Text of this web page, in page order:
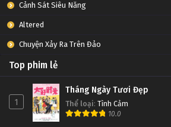
Cảnh Sát Siêu Năng
Altered
Chuyện Xảy Ra Trên Đảo
Top phim lẻ
1
Tháng Ngày Tươi Đẹp
Thể loại: Tình Cảm
10.0